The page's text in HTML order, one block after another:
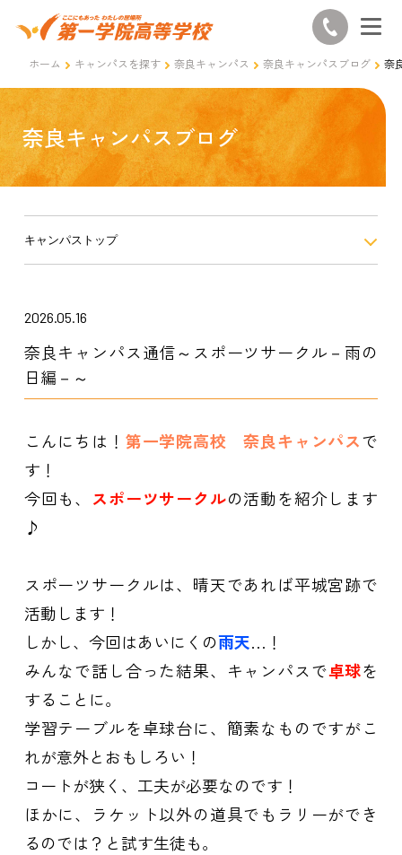
ホーム キャンパスを探す 奈良キャンパス 奈良キャンパスブログ 奈
奈良キャンパスブログ
キャンパストップ
2026.05.16
奈良キャンパス通信～スポーツサークル－雨の
日編－～
こんにちは！ 第一学院高校 奈良キャンパスで
す！
今回も、 スポーツサークルの活動を紹介します
♪
スポーツサークルは、晴天であれば平城宮跡で
活動します！
しかし、今回はあいにくの雨天…！
みんなで話し合った結果、キャンパスで卓球を
することに。
学習テーブルを卓球台に、簡素なものですがこ
れが意外とおもしろい！
コートが狭く、工夫が必要なのです！
ほかに、ラケット以外の道具でもラリーができ
るのでは？と試す生徒も。